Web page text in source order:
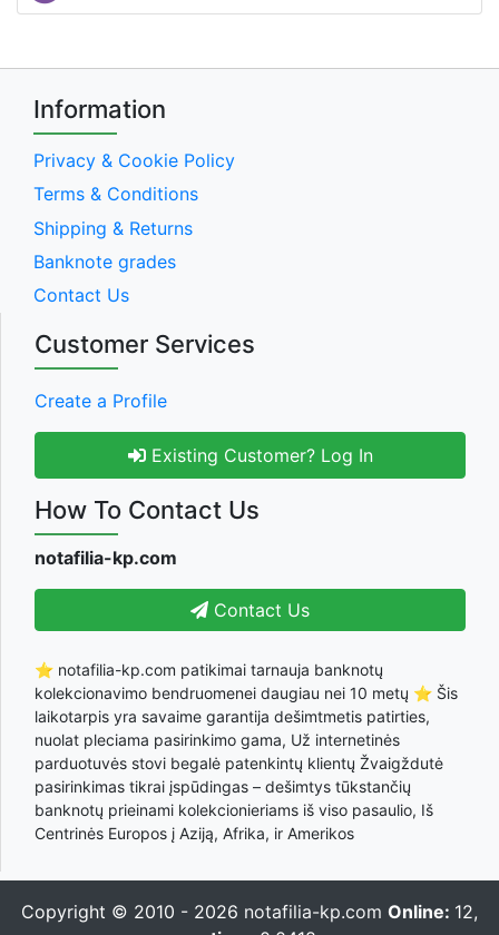
Information
Privacy & Cookie Policy
Terms & Conditions
Shipping & Returns
Banknote grades
Contact Us
Customer Services
Create a Profile
Existing Customer? Log In
How To Contact Us
notafilia-kp.com
Contact Us
⭐ notafilia-kp.com patikimai tarnauja banknotų
kolekcionavimo bendruomenei daugiau nei 10 metų ⭐ Šis
laikotarpis yra savaime garantija dešimtmetis patirties,
nuolat pleciama pasirinkimo gama, Už internetinės
parduotuvės stovi begalė patenkintų klientų Žvaigždutė
pasirinkimas tikrai įspūdingas – dešimtys tūkstančių
banknotų prieinami kolekcionieriams iš viso pasaulio, Iš
Centrinės Europos į Aziją, Afrika, ir Amerikos
Copyright © 2010 - 2026 notafilia-kp.com Online: 12,